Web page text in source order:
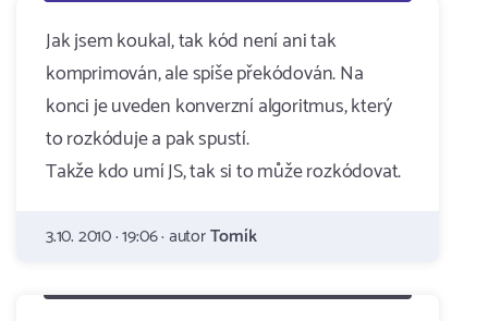
Jak jsem koukal, tak kód není ani tak
komprimován, ale spíše překódován. Na
konci je uveden konverzní algoritmus, který
to rozkóduje a pak spustí.
Takže kdo umí JS, tak si to může rozkódovat.
3.10. 2010 · 19:06 · autorTomík